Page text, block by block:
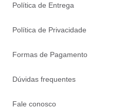
Política de Entrega
Política de Privacidade
Formas de Pagamento
Dúvidas frequentes
Fale conosco